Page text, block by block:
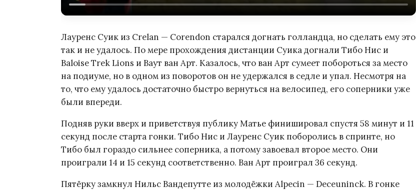
Лауренс Суик из Crelan — Corendon старался догнать голландца, но сделать ему это
так и не удалось. По мере прохождения дистанции Суика догнали Тибо Нис и
Baloise Trek Lions и Ваут ван Арт. Казалось, что ван Арт сумеет побороться за место
на подиуме, но в одном из поворотов он не удержался в седле и упал. Несмотря на
то, что ему удалось достаточно быстро вернуться на велосипед, его соперники уже
были впереди.
Подняв руки вверх и приветствуя публику Матье финишировал спустя 58 минут и 11
секунд после старта гонки. Тибо Нис и Лауренс Суик поборолись в спринте, но
Тибо был гораздо сильнее соперника, а потому завоевал второе место. Они
проиграли 14 и 15 секунд соответственно. Ван Арт проиграл 36 секунд.
Пятёрку замкнул Нильс Вандепутте из молодёжки Alpecin — Deceuninck. В гонке